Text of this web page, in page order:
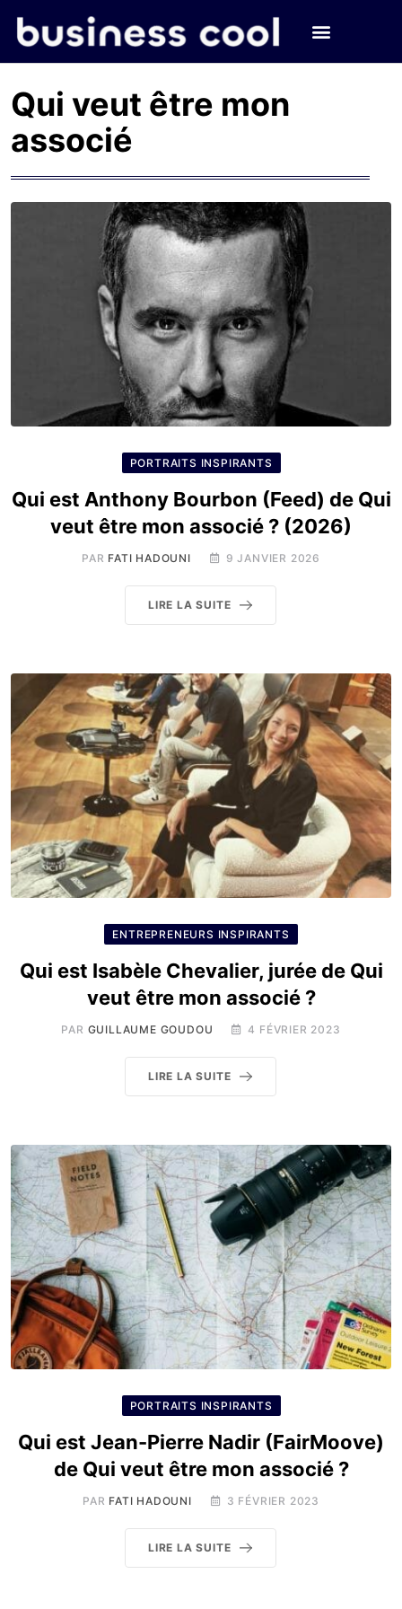
Qui veut être mon
associé
PORTRAITS INSPIRANTS
Qui est Anthony Bourbon (Feed) de Qui
veut être mon associé ? (2026)
PAR FATI HADOUNI 9 JANVIER 2026
LIRE LA SUITE
ENTREPRENEURS INSPIRANTS
Qui est Isabèle Chevalier, jurée de Qui
veut être mon associé ?
PAR GUILLAUME GOUDOU 4 FÉVRIER 2023
LIRE LA SUITE
PORTRAITS INSPIRANTS
Qui est Jean-Pierre Nadir (FairMoove)
de Qui veut être mon associé ?
PAR FATI HADOUNI 3 FÉVRIER 2023
LIRE LA SUITE